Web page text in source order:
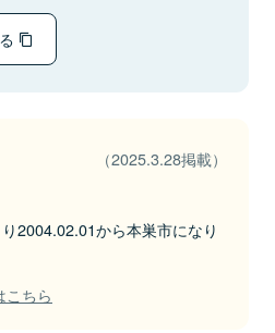
（2025.3.28掲載）
2004.02.01から本巣市になり
こちら